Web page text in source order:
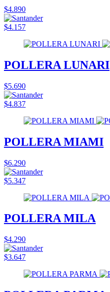
$4.890
$4.157
POLLERA LUNARI
$5.690
$4.837
POLLERA MIAMI
$6.290
$5.347
POLLERA MILA
$4.290
$3.647